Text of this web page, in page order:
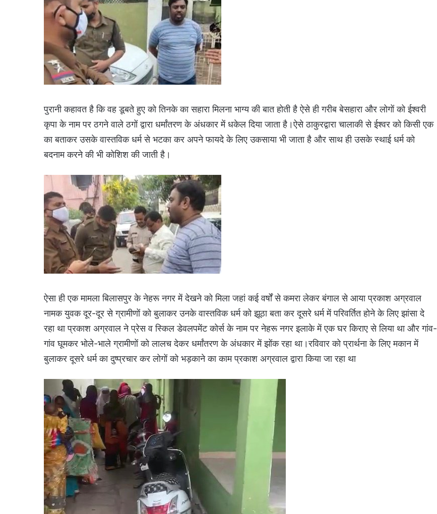
पुरानी कहावत है कि वह डूबते हुए को तिनके का सहारा मिलना भाग्य की बात होती है ऐसे ही गरीब बेसहारा और लोगों को ईश्वरी
कृपा के नाम पर ठगने वाले ठगों द्वारा धर्मांतरण के अंधकार में धकेल दिया जाता है।ऐसे ठाकुरद्वारा चालाकी से ईश्वर को किसी एक
का बताकर उसके वास्तविक धर्म से भटका कर अपने फायदे के लिए उकसाया भी जाता है और साथ ही उसके स्थाई धर्म को
बदनाम करने की भी कोशिश की जाती है।
ऐसा ही एक मामला बिलासपुर के नेहरू नगर में देखने को मिला जहां कई वर्षों से कमरा लेकर बंगाल से आया प्रकाश अग्रवाल
नामक युवक दूर-दूर से ग्रामीणों को बुलाकर उनके वास्तविक धर्म को झूठा बता कर दूसरे धर्म में परिवर्तित होने के लिए झांसा दे
रहा था प्रकाश अग्रवाल ने प्रेस व स्किल डेवलपमेंट कोर्स के नाम पर नेहरू नगर इलाके में एक घर किराए से लिया था और गांव-
गांव घूमकर भोले-भाले ग्रामीणों को लालच देकर धर्मांतरण के अंधकार में झोंक रहा था।रविवार को प्रार्थना के लिए मकान में
बुलाकर दूसरे धर्म का दुष्प्रचार कर लोगों को भड़काने का काम प्रकाश अग्रवाल द्वारा किया जा रहा था